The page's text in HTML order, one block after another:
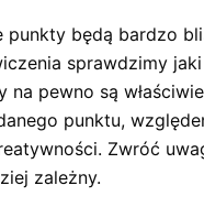
będą bardzo
sprawdzimy
na pewno są
punktu,
Zwróć
zależny.